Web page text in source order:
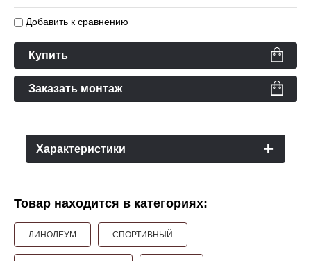
Добавить к сравнению
Купить
Заказать монтаж
Характеристики
Товар находится в категориях:
ЛИНОЛЕУМ СПОРТИВНЫЙ